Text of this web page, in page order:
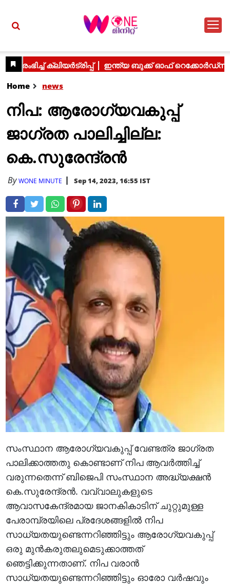
Home news
നിപ: ആരോഗ്യവകുപ്പ്
ജാഗ്രത പാലിച്ചില്ല:
കെ.സുരേന്ദ്രൻ
ByWONE MINUTE Sep 14, 2023, 16:55 IST
സംസ്ഥാന ആരോഗ്യവകുപ്പ് വേണ്ടത്ര ജാഗ്രത
പാലിക്കാത്തതു കൊണ്ടാണ് നിപ ആവർത്തിച്ച്
വരുന്നതെന്ന് ബിജെപി സംസ്ഥാന അദ്ധ്യക്ഷൻ
കെ.സുരേന്ദ്രൻ. വവ്വാലുകളുടെ
ആവാസകേന്ദ്രമായ ജാനകികാടിന് ചുറ്റുമുള്ള
പേരാമ്പ്രയിലെ പ്രദേശങ്ങളിൽ നിപ
സാധ്യതയുണ്ടെന്നറിഞ്ഞിട്ടും ആരോഗ്യവകുപ്പ്
ഒരു മുൻകരുതലുമെടുക്കാത്തത്
ഞെട്ടിക്കുന്നതാണ്. നിപ വരാൻ
സാധ്യതയുണ്ടെന്നറിഞ്ഞിട്ടും ഓരോ വർഷവും